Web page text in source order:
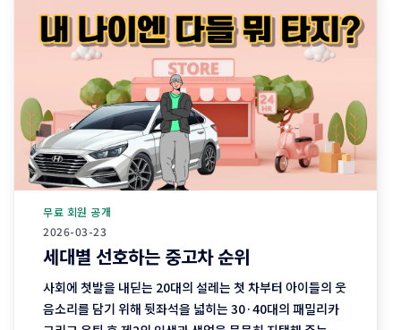
2026-03-23
무료 회원 공개
세대별 선호하는 중고차 순위
사회에 첫발을 내딛는 20대의 설레는 첫 차부터 아이들의 웃
음소리를 담기 위해 뒷좌석을 넓히는 30·40대의 패밀리카